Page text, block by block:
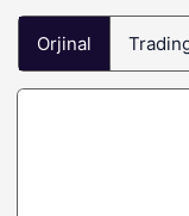
Orjinal